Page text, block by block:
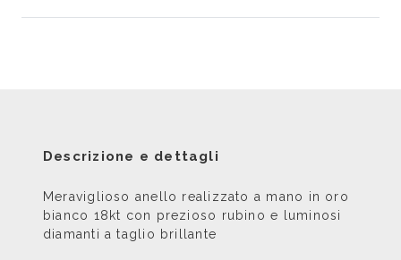
Descrizione e dettagli
Meraviglioso anello realizzato a mano in oro
bianco 18kt con prezioso rubino e luminosi
diamanti a taglio brillante